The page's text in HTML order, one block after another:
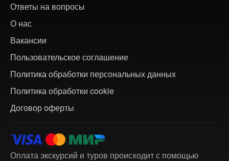
Ответы на вопросы
О нас
Вакансии
Пользовательское соглашение
Политика обработки персональных данных
Политика обработки cookie
Договор оферты
Оплата экскурсий и туров происходит с помощью